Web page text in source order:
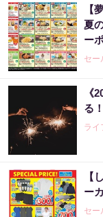
【
夏
ー
セー
《
る
ライ
【
ー
セー